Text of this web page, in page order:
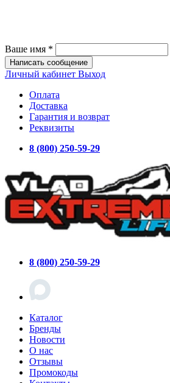
Ваше имя *
Написать сообщение
Личный кабинет Выход
Оплата
Доставка
Гарантия и возврат
Реквизиты
8 (800) 250-59-29
8 (800) 250-59-29
Каталог
Бренды
Новости
О нас
Отзывы
Промокоды